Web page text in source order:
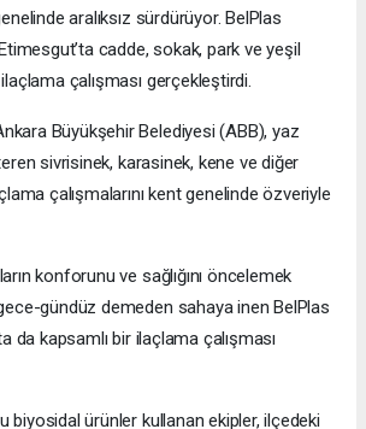
aralıksız sürdürüyor. BelPlas
cadde, sokak, park ve yeşil
çalışması gerçekleştirdi.
Büyükşehir Belediyesi (ABB), yaz
sivrisinek, karasinek, kene ve diğer
çalışmalarını kent genelinde özveriyle
konforunu ve sağlığını öncelemek
gündüz demeden sahaya inen BelPlas
da kapsamlı bir ilaçlama çalışması
biyosidal ürünler kullanan ekipler, ilçedeki